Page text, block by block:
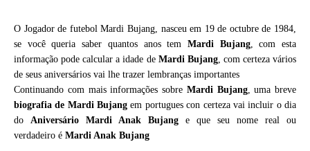
O Jogador de futebol Mardi Bujang, nasceu em 19 de octubre de 1984,
se você queria saber quantos anos tem Mardi Bujang, com esta
informação pode calcular a idade de Mardi Bujang, com certeza vários
de seus aniversários vai lhe trazer lembranças importantes
Continuando com mais informações sobre Mardi Bujang, uma breve
biografia de Mardi Bujang em portugues con certeza vai incluir o dia
do Aniversário Mardi Anak Bujang e que seu nome real ou
verdadeiro é Mardi Anak Bujang